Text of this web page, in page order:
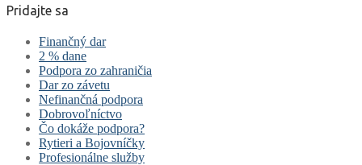
Pridajte sa
Finančný dar
2 % dane
Podpora zo zahraničia
Dar zo závetu
Nefinančná podpora
Dobrovoľníctvo
Čo dokáže podpora?
Rytieri a Bojovníčky
Profesionálne služby